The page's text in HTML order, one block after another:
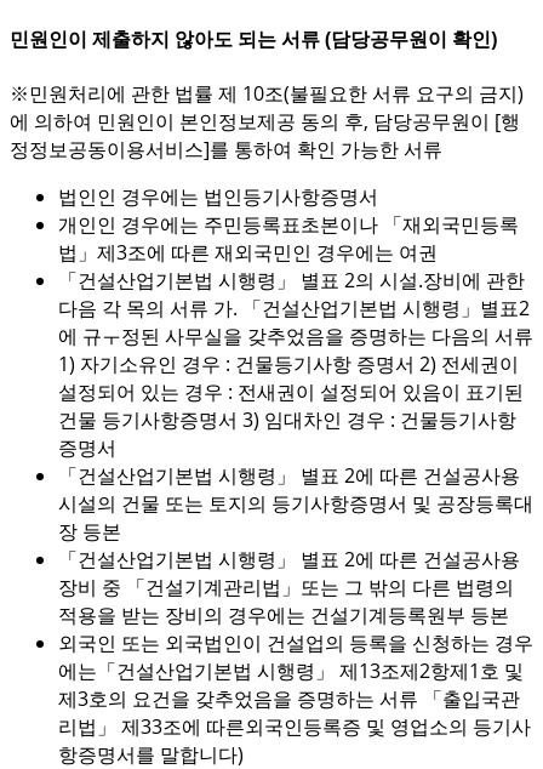
민원인이 제출하지 않아도 되는 서류 (담당공무원이 확인)
※민원처리에 관한 법률 제 10조(불필요한 서류 요구의 금지)
에 의하여 민원인이 본인정보제공 동의 후, 담당공무원이 [행
정정보공동이용서비스]를 통하여 확인 가능한 서류
법인인 경우에는 법인등기사항증명서
개인인 경우에는 주민등록표초본이나 「재외국민등록
법」제3조에 따른 재외국민인 경우에는 여권
「건설산업기본법 시행령」 별표 2의 시설.장비에 관한
다음 각 목의 서류 가. 「건설산업기본법 시행령」별표2
에 규ㅜ정된 사무실을 갖추었음을 증명하는 다음의 서류
1) 자기소유인 경우 : 건물등기사항 증명서 2) 전세권이
설정되어 있는 경우 : 전새권이 설정되어 있음이 표기된
건물 등기사항증명서 3) 임대차인 경우 : 건물등기사항
증명서
「건설산업기본법 시행령」 별표 2에 따른 건설공사용
시설의 건물 또는 토지의 등기사항증명서 및 공장등록대
장 등본
「건설산업기본법 시행령」 별표 2에 따른 건설공사용
장비 중 「건설기계관리법」또는 그 밖의 다른 법령의
적용을 받는 장비의 경우에는 건설기계등록원부 등본
외국인 또는 외국법인이 건설업의 등록을 신청하는 경우
에는「건설산업기본법 시행령」 제13조제2항제1호 및
제3호의 요건을 갖추었음을 증명하는 서류 「출입국관
리법」 제33조에 따른외국인등록증 및 영업소의 등기사
항증명서를 말합니다)